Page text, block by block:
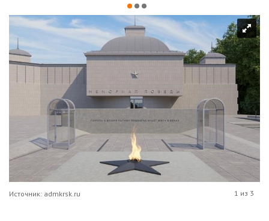
Источник: admkrsk.ru 1 из 3